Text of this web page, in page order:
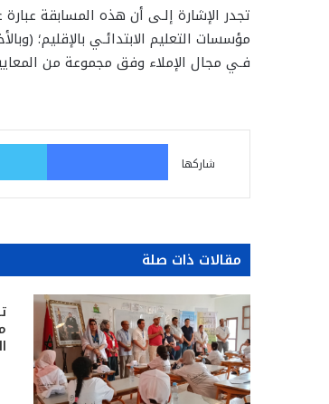
تجدر الإشارة إلـى أن هذه المسابقة
مؤسسات التعليم الابتدائـي بالإقليم؛
فـي مجال الإملاء وفق مجموعة من
شاركها
فيسبوك
مقالات ذات صلة